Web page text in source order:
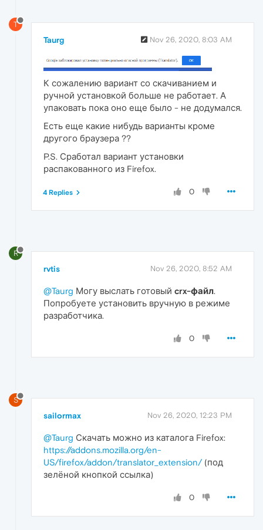
T
Taurg Nov 26, 2020, 8:03 AM
К сожалению вариант со скачиванием и
ручной установкой больше не работает. А
упаковать пока оно еще было - не додумался.
Есть еще какие нибудь варианты кроме
другого браузера ??
P.S. Сработал вариант установки
распакованного из Firefox.
0
4 Replies
R
rvtis Nov 26, 2020, 8:52 AM
@Taurg Могу выслать готовый crx-файл.
Попробуете установить вручную в режиме
разработчика.
0
S
sailormax Nov 26, 2020, 12:23 PM
@Taurg Скачать можно из каталога Firefox:
https://addons.mozilla.org/en-
US/firefox/addon/translator_extension/(под
зелёной кнопкой ссылка)
0